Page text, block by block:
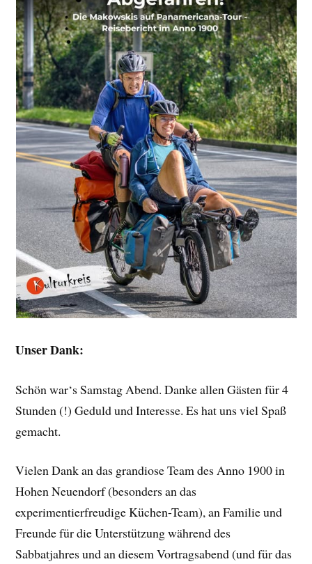
Unser Dank:
Schön war‘s Samstag Abend. Danke allen Gästen für 4
Stunden (!) Geduld und Interesse. Es hat uns viel Spaß
gemacht.
Vielen Dank an das grandiose Team des Anno 1900 in
Hohen Neuendorf (besonders an das
experimentierfreudige Küchen-Team), an Familie und
Freunde für die Unterstützung während des
Sabbatjahres und an diesem Vortragsabend (und für das